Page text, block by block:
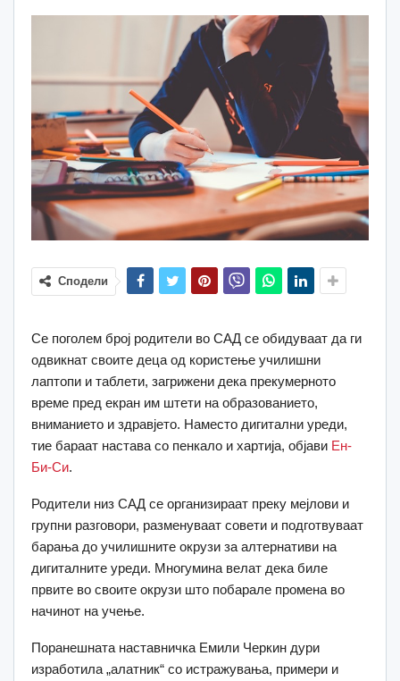
Сподели
Се поголем број родители во САД се обидуваат да ги
одвикнат своите деца од користење училишни
лаптопи и таблети, загрижени дека прекумерното
време пред екран им штети на образованието,
вниманието и здравјето. Наместо дигитални уреди,
тие бараат настава со пенкало и хартија, објави Ен-
Би-Си.
Родители низ САД се организираат преку мејлови и
групни разговори, разменуваат совети и подготвуваат
барања до училишните окрузи за алтернативи на
дигиталните уреди. Многумина велат дека биле
првите во своите окрузи што побарале промена во
начинот на учење.
Поранешната наставничка Емили Черкин дури
изработила „алатник“ со истражувања, примери и